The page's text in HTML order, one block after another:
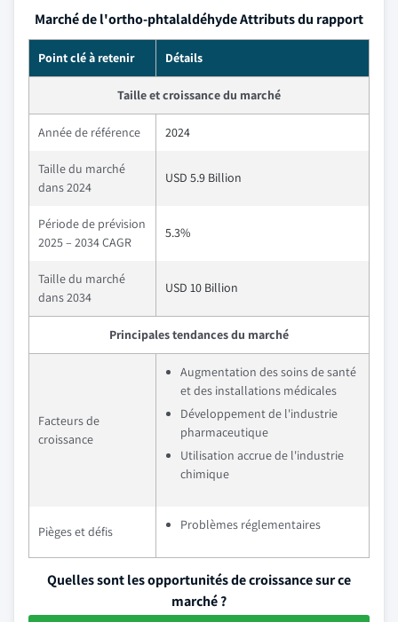
Marché de l'ortho-phtalaldéhyde Attributs du rapport
Point clé à retenir Détails
Taille et croissance du marché
Année de référence 2024
Taille du marché
dans 2024
USD 5.9 Billion
Période de prévision
2025 – 2034 CAGR
5.3%
Taille du marché
dans 2034
USD 10 Billion
Principales tendances du marché
Facteurs de
croissance
Augmentation des soins de santé
et des installations médicales
Développement de l'industrie
pharmaceutique
Utilisation accrue de l'industrie
chimique
Pièges et défis Problèmes réglementaires
Quelles sont les opportunités de croissance sur ce
marché ?